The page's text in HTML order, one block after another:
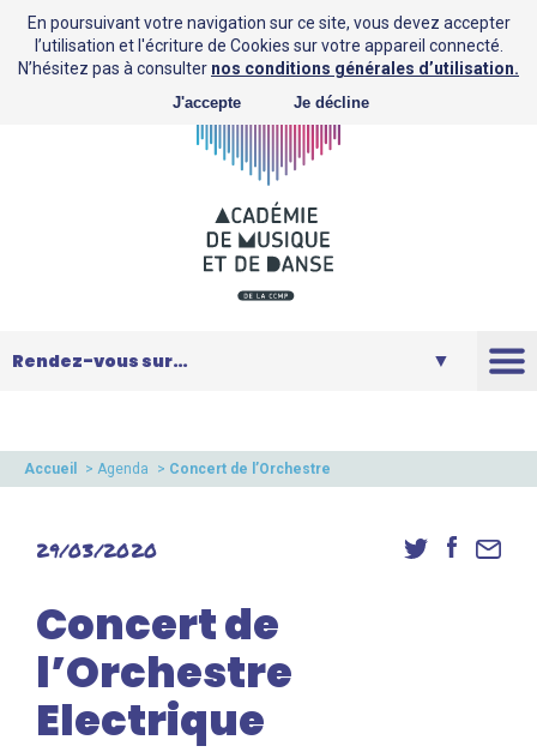
Saison
Danse
Accès élèves et familles
Accueil > Agenda > Concert de l’Orchestre
29/03/2020
Concert de
l’Orchestre
Electrique
En poursuivant votre navigation sur ce site, vous devez accepter
l’utilisation et l'écriture de Cookies sur votre appareil connecté.
N’hésitez pas à consulter nos conditions générales d’utilisation.
J'accepte Je décline